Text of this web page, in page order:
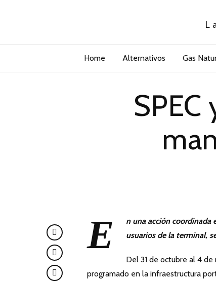
Home Alternativos Gas
E
n una acción coordinada
usuarios de la terminal,
Del 31 de octubre al 4
programado en la infraestructura